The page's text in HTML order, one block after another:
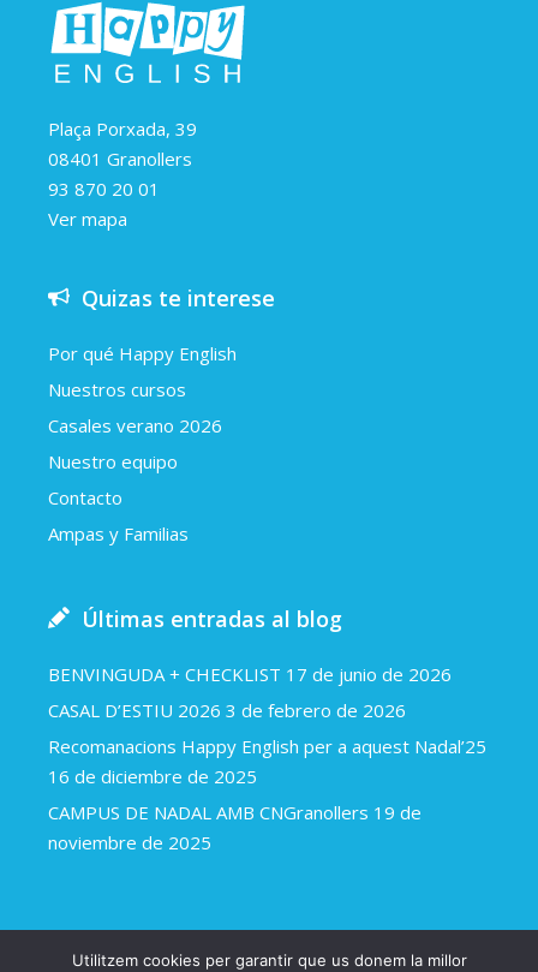
Plaça Porxada, 39
08401 Granollers
93 870 20 01
Ver mapa
Quizas te interese
Por qué Happy English
Nuestros cursos
Casales verano 2026
Nuestro equipo
Contacto
Ampas y Familias
Últimas entradas al blog
BENVINGUDA + CHECKLIST 17 de junio de 2026
CASAL D’ESTIU 2026 3 de febrero de 2026
Recomanacions Happy English per a aquest Nadal’25
16 de diciembre de 2025
CAMPUS DE NADAL AMB CNGranollers 19 de
noviembre de 2025
Utilitzem cookies per garantir que us donem la millor